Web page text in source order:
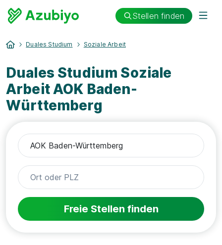
Stellen finden
Duales Studium Soziale Arbeit
Duales Studium Soziale
Arbeit AOK Baden-
Württemberg
Freie Stellen finden